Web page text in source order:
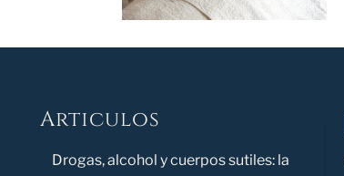
Articulos
Novedad
Drogas, alcohol y cuerpos sutiles: la